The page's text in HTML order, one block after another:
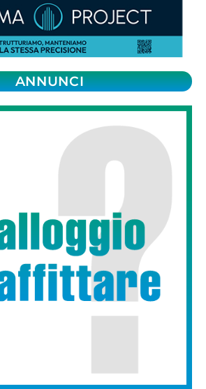
ANNUNCI